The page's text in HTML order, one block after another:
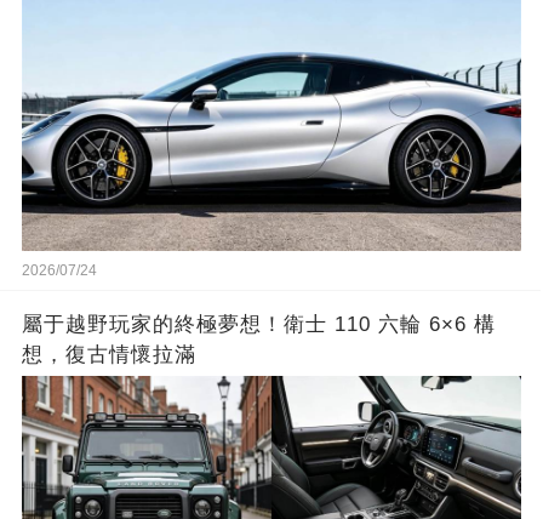
2026/07/24
屬于越野玩家的終極夢想！衛士 110 六輪 6×6 構
想，復古情懷拉滿